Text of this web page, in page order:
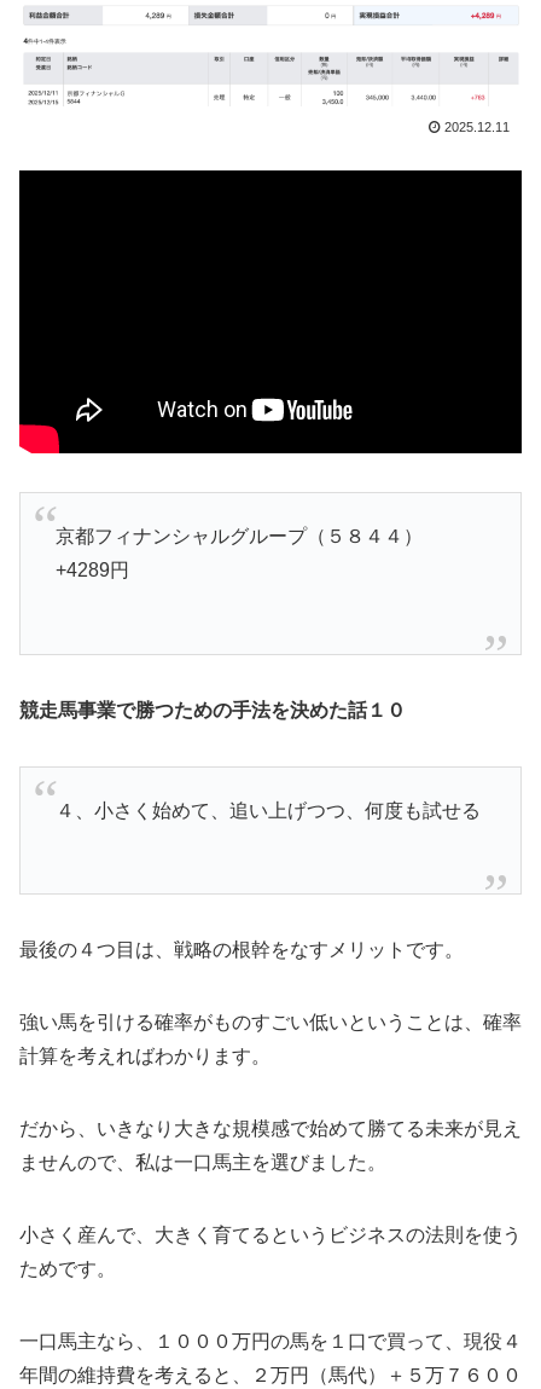
2025.12.11
京都フィナンシャルグループ（５８４４）
+4289円
競走馬事業で勝つための手法を決めた話１０
４、小さく始めて、追い上げつつ、何度も試せる
最後の４つ目は、戦略の根幹をなすメリットです。
強い馬を引ける確率がものすごい低いということは、確率
計算を考えればわかります。
だから、いきなり大きな規模感で始めて勝てる未来が見え
ませんので、私は一口馬主を選びました。
小さく産んで、大きく育てるというビジネスの法則を使う
ためです。
一口馬主なら、１０００万円の馬を１口で買って、現役４
年間の維持費を考えると、２万円（馬代）＋５万７６００